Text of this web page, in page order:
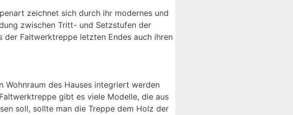
zeichnet sich durch ihr modernes und
zwischen Tritt- und Setzstufen der
Faltwerktreppe letzten Endes auch ihren
Wohnraum des Hauses integriert werden
gibt es viele Modelle, die aus
soll, sollte man die Treppe dem Holz der